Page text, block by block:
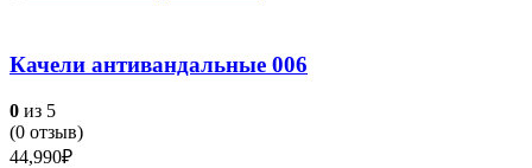
Качели антивандальные 006
0 из 5
(0 отзыв)
44,990₽